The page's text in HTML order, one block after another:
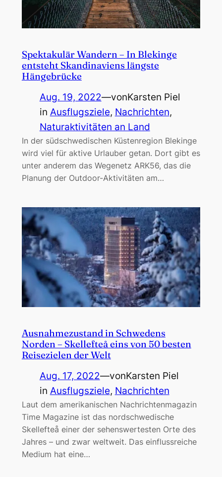
Spektakulär Wandern – In Blekinge
entsteht Skandinaviens längste
Hängebrücke
Aug. 19, 2022—vonKarsten Piel
in Ausflugsziele, Nachrichten
Naturaktivitäten an Land
In der südschwedischen Küstenregion Blekinge
wird viel für aktive Urlauber getan. Dort gibt es
unter anderem das Wegenetz ARK56, das die
Planung der Outdoor-Aktivitäten am…
Ausnahmezustand in Schwedens
Norden – Skellefteå eins von 50 besten
Reisezielen der Welt
Aug. 17, 2022—vonKarsten Piel
in Ausflugsziele, Nachrichten
Laut dem amerikanischen Nachrichtenmagazin
Time Magazine ist das nordschwedische
Skellefteå einer der sehenswertesten Orte des
Jahres – und zwar weltweit. Das einflussreiche
Medium hat eine…